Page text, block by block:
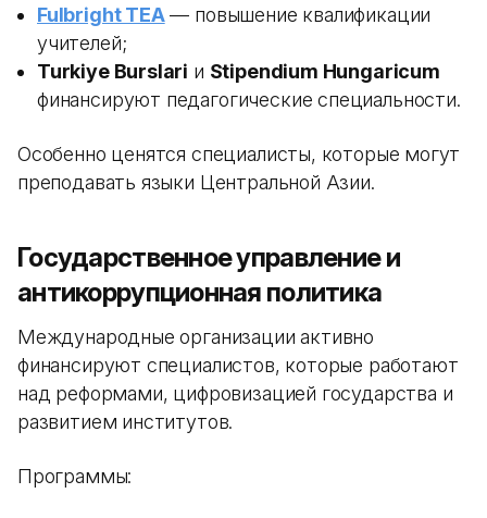
Fulbright TEA— повышение квалификации
учителей;
Turkiye Burslari и Stipendium Hungaricum
финансируют педагогические специальности.
Особенно ценятся специалисты, которые могут
преподавать языки Центральной Азии.
Государственное управление и
антикоррупционная политика
Международные организации активно
финансируют специалистов, которые работают
над реформами, цифровизацией государства и
развитием институтов.
Программы: